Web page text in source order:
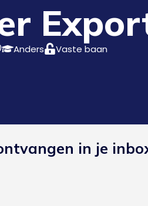
Anders Vaste baan
in je